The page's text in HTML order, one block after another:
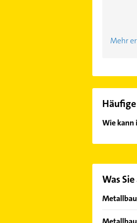
Mehr
Wie kann
Was
Käfertal